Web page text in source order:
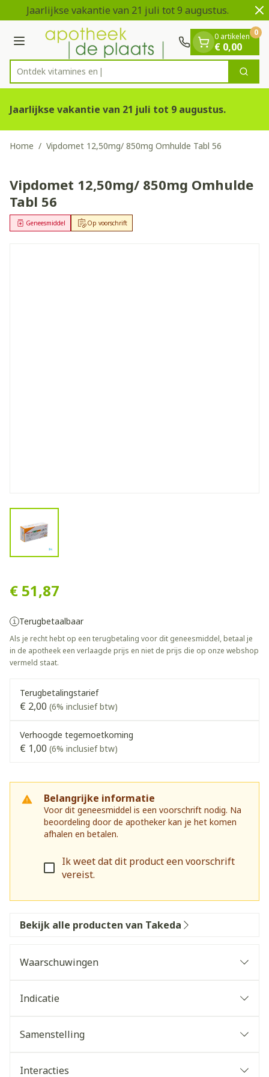
Ga naar de inhoud
1 van 2
Jaarlijkse vakantie van 21 juli tot 9 augustus.
Menu
Product, merk, categorie...
Ontdek vitamines en gezo Zoek
0 artikelen
€ 0,00
0
Jaarlijkse vakantie van 21 juli tot 9 augustus.
Home / Vipdomet 12,50mg/ 850mg Omhulde Tabl 56
Vipdomet 12,50mg/ 850mg Omhulde
Tabl 56
Op voorschrift
Geneesmiddel
€ 51,87
Terugbetaalbaar
Als je recht hebt op een terugbetaling voor dit geneesmiddel, betaal je
in de apotheek een verlaagde prijs en niet de prijs die op onze webshop
vermeld staat.
Terugbetalingstarief
€ 2,00 (6% inclusief btw)
Verhoogde tegemoetkoming
€ 1,00 (6% inclusief btw)
Belangrijke informatie
Voor dit geneesmiddel is een voorschrift nodig. Na
beoordeling door de apotheker kan je het komen
afhalen en betalen.
Ik weet dat dit product een voorschrift
vereist.
Bekijk alle producten van Takeda
Waarschuwingen
Indicatie
Als aanvulling op een dieet en lichaamsbeweging,
om de glykemische regulatie te verbeteren bij
Samenstelling
Interacties